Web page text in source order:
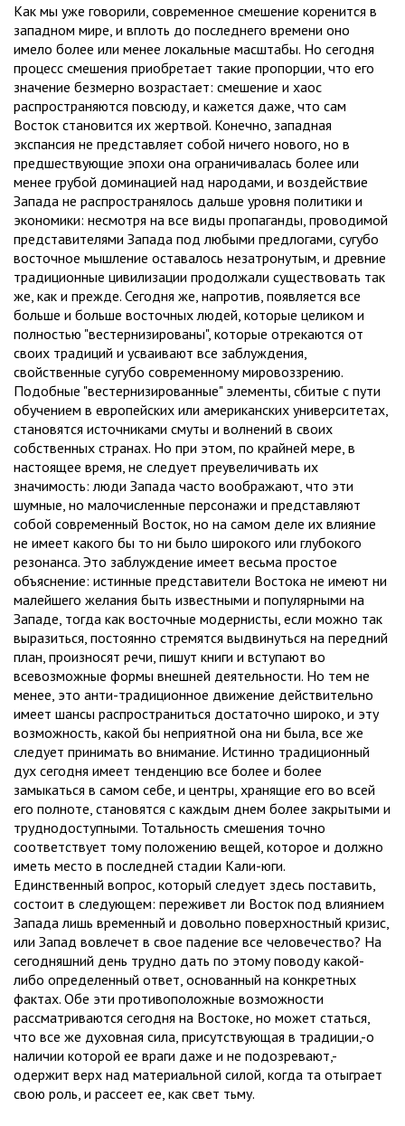
Как мы уже говорили, современное смешение коренится в
западном мире, и вплоть до последнего времени оно
имело более или менее локальные масштабы. Но сегодня
процесс смешения приобретает такие пропорции, что его
значение безмерно возрастает: смешение и хаос
распространяются повсюду, и кажется даже, что сам
Восток становится их жертвой. Конечно, западная
экспансия не представляет собой ничего нового, но в
предшествующие эпохи она ограничивалась более или
менее грубой доминацией над народами, и воздействие
Запада не распространялось дальше уровня политики и
экономики: несмотря на все виды пропаганды, проводимой
представителями Запада под любыми предлогами, сугубо
восточное мышление оставалось незатронутым, и древние
традиционные цивилизации продолжали существовать так
же, как и прежде. Сегодня же, напротив, появляется все
больше и больше восточных людей, которые целиком и
полностью "вестернизированы", которые отрекаются от
своих традиций и усваивают все заблуждения,
свойственные сугубо современному мировоззрению.
Подобные "вестернизированные" элементы, сбитые с пути
обучением в европейских или американских университетах,
становятся источниками смуты и волнений в своих
собственных странах. Но при этом, по крайней мере, в
настоящее время, не следует преувеличивать их
значимость: люди Запада часто воображают, что эти
шумные, но малочисленные персонажи и представляют
собой современный Восток, но на самом деле их влияние
не имеет какого бы то ни было широкого или глубокого
резонанса. Это заблуждение имеет весьма простое
объяснение: истинные представители Востока не имеют ни
малейшего желания быть известными и популярными на
Западе, тогда как восточные модернисты, если можно так
выразиться, постоянно стремятся выдвинуться на передний
план, произносят речи, пишут книги и вступают во
всевозможные формы внешней деятельности. Но тем не
менее, это анти-традиционное движение действительно
имеет шансы распространиться достаточно широко, и эту
возможность, какой бы неприятной она ни была, все же
следует принимать во внимание. Истинно традиционный
дух сегодня имеет тенденцию все более и более
замыкаться в самом себе, и центры, хранящие его во всей
его полноте, становятся с каждым днем более закрытыми и
труднодоступными. Тотальность смешения точно
соответствует тому положению вещей, которое и должно
иметь место в последней стадии Кали-юги.
Единственный вопрос, который следует здесь поставить,
состоит в следующем: переживет ли Восток под влиянием
Запада лишь временный и довольно поверхностный кризис,
или Запад вовлечет в свое падение все человечество? На
сегодняшний день трудно дать по этому поводу какой-
либо определенный ответ, основанный на конкретных
фактах. Обе эти противоположные возможности
рассматриваются сегодня на Востоке, но может статься,
что все же духовная сила, присутствующая в традиции,-о
наличии которой ее враги даже и не подозревают,-
одержит верх над материальной силой, когда та отыграет
свою роль, и рассеет ее, как свет тьму.